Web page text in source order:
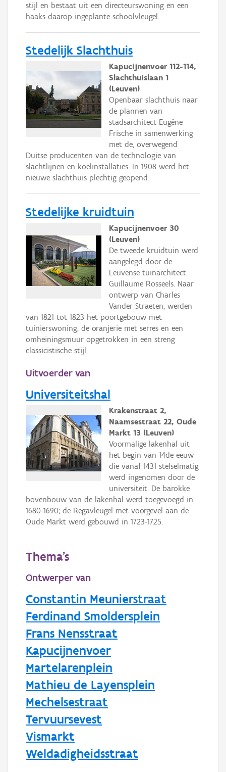
stijl en bestaat uit een directeurswoning en een
haaks daarop ingeplante schoolvleugel.
Stedelijk Slachthuis
Kapucijnenvoer 112-114,
Slachthuislaan 1
(Leuven)
Openbaar slachthuis naar
de plannen van
stadsarchitect Eugène
Frische in samenwerking
met de, overwegend
Duitse producenten van de technologie van
slachtlijnen en koelinstallaties. In 1908 werd het
nieuwe slachthuis plechtig geopend.
Stedelijke kruidtuin
Kapucijnenvoer 30
(Leuven)
De tweede kruidtuin werd
aangelegd door de
Leuvense tuinarchitect
Guillaume Rosseels. Naar
ontwerp van Charles
Vander Straeten, werden
van 1821 tot 1823 het poortgebouw met
tuinierswoning, de oranjerie met serres en een
omheiningsmuur opgetrokken in een streng
classicistische stijl.
Uitvoerder van
Universiteitshal
Krakenstraat 2,
Naamsestraat 22, Oude
Markt 13 (Leuven)
Voormalige lakenhal uit
het begin van 14de eeuw
die vanaf 1431 stelselmatig
werd ingenomen door de
universiteit. De barokke
bovenbouw van de lakenhal werd toegevoegd in
1680-1690; de Regavleugel met voorgevel aan de
Oude Markt werd gebouwd in 1723-1725.
Thema's
Ontwerper van
Constantin Meunierstraat
Ferdinand Smoldersplein
Frans Nensstraat
Kapucijnenvoer
Martelarenplein
Mathieu de Layensplein
Mechelsestraat
Tervuursevest
Vismarkt
Weldadigheidsstraat